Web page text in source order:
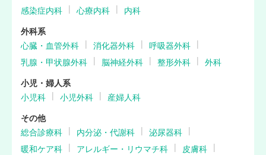
感染症内科
心療内科
内科
外科系
心臓・血管外科
消化器外科
呼吸器外科
乳腺・甲状腺外科
脳神経外科 整形外科
外科
小児・婦人系
小児科
小児外科
産婦人科
その他
総合診療科
内分泌・代謝科
泌尿器科
暖和ケア科
アレルギー・リウマチ科
皮膚科